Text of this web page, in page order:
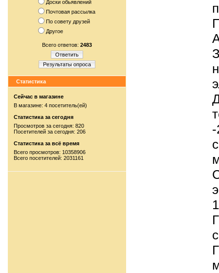
Доски обьявлений
Почтовая рассылка
По совету друзей
Другое
Всего ответов: 2483
Ответить
Результаты опроса
Статистика
Сейчас в магазине
В магазине: 4 посетитель(ей)
Статистика за сегодня
Просмотров за сегодня: 820
Посетителей за сегодня: 206
Статистика за всё время
Всего просмотров: 10358906
Всего посетителей: 2031161